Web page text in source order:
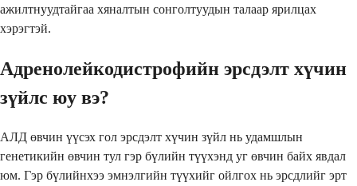
ажилтнуудтайгаа хяналтын сонголтуудын талаар ярилцах
хэрэгтэй.
Адренолейкодистрофийн эрсдэлт хүчин
зүйлс юу вэ?
АЛД өвчин үүсэх гол эрсдэлт хүчин зүйл нь удамшлын
генетикийн өвчин тул гэр бүлийн түүхэнд уг өвчин байх явдал
юм. Гэр бүлийнхээ эмнэлгийн түүхийг ойлгох нь эрсдлийг эрт